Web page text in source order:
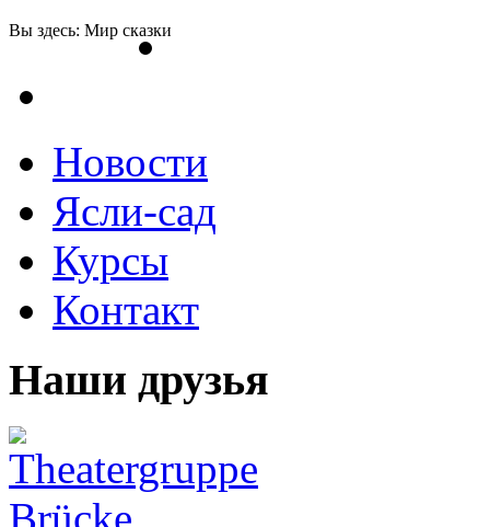
Вы здесь: Мир сказки
Новости
Ясли-сад
Курсы
Контакт
Наши друзья